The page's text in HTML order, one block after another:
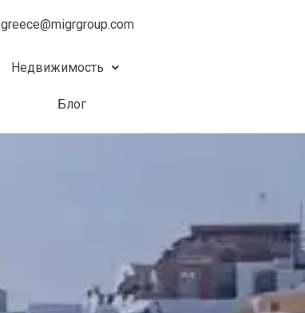
greece@migrgroup.com
Недвижимость
Блог